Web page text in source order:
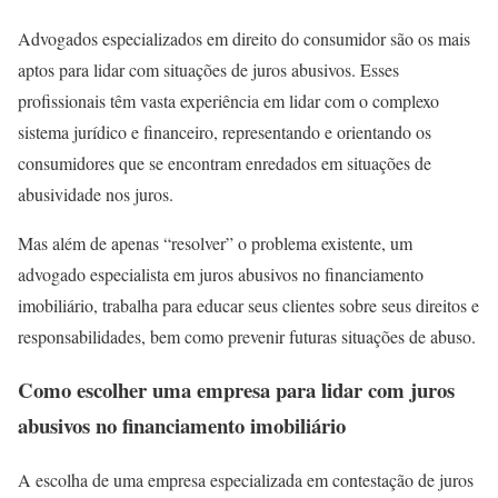
Advogados especializados em direito do consumidor são os mais
aptos para lidar com situações de juros abusivos. Esses
profissionais têm vasta experiência em lidar com o complexo
sistema jurídico e financeiro, representando e orientando os
consumidores que se encontram enredados em situações de
abusividade nos juros.
Mas além de apenas “resolver” o problema existente, um
advogado especialista em juros abusivos no financiamento
imobiliário, trabalha para educar seus clientes sobre seus direitos e
responsabilidades, bem como prevenir futuras situações de abuso.
Como escolher uma empresa para lidar com juros
abusivos no financiamento imobiliário
A escolha de uma empresa especializada em contestação de juros